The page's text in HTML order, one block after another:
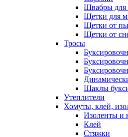
Швабры для
Щетки для
Щетки от
Щетки от
Тросы
Шаклы
Утеплители
Хомуты, клей,
Изоленты и
Клей
Стяжки